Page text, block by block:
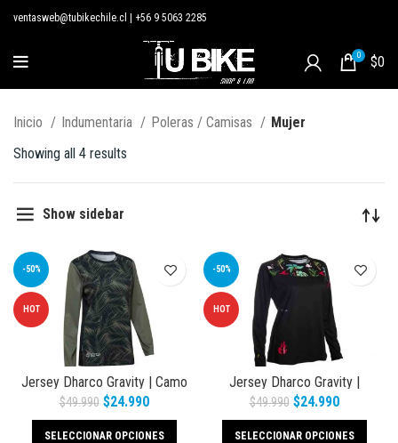
ventasweb@tubikechile.cl +56 9 5063 2285
0 $0
Inicio Indumentaria Poleras / Camisas
Mujer
Showing all 4 results
Show sidebar
-50%
HOT
Jersey Dharco Gravity | Camo
Blades Mujer
$49.990 $24.990
SELECCIONAR OPCIONES
-50%
HOT
Jersey Dharco Gravity |
Flamingo Mujer
$49.990 $24.990
SELECCIONAR OPCIONES